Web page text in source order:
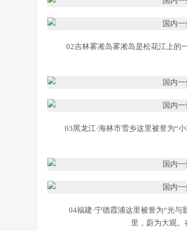
02吉林雾凇岛雾凇岛是松花江上的
03黑龙江·海林市雪乡这里被誉为“
04福建·宁德霞浦这里被誉为“光
里，蔚为大观。